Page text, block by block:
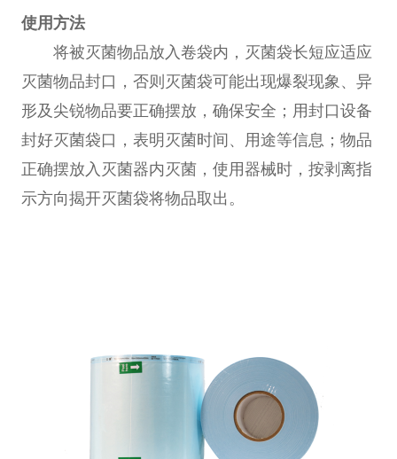
使用方法
将被灭菌物品放入卷袋内，灭菌袋长短应适应
灭菌物品封口，否则灭菌袋可能出现爆裂现象、异
形及尖锐物品要正确摆放，确保安全；用封口设备
封好灭菌袋口，表明灭菌时间、用途等信息；物品
正确摆放入灭菌器内灭菌，使用器械时，按剥离指
示方向揭开灭菌袋将物品取出。